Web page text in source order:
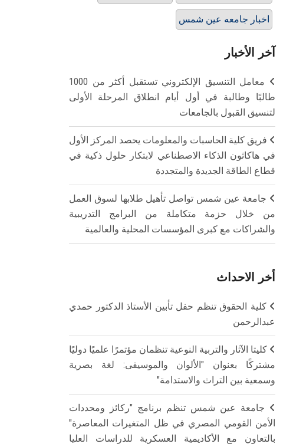
اخبار جامعه عين شمس
آخر الأخبار
معامل التنسيق الإلكتروني تستقبل أكثر من 1000
طالبًا وطالبة في أول أيام انطلاق المرحلة الأولى
لتنسيق القبول بالجامعات
فريق كلية الحاسبات والمعلومات يحصد المركز الأول
في هاكاثون الذكاء الاصطناعي لابتكار حلول ذكية في
قطاع الطاقة الجديدة والمتجددة
جامعة عين شمس تواصل تأهيل طلابها لسوق العمل
من خلال حزمة متكاملة من البرامج التدريبية
والشراكات مع كبرى المؤسسات المحلية والعالمية
أخر الاحداث
كلية الحقوق تنظم حفل تأبين الأستاذ الدكتور حمدي
عبدالرحمن
كليتا الآثار والتربية النوعية تنظمان مؤتمرًا علميًا دوليًا
مشتركًا بعنوان "الألوان والموسيقى: لغة بصرية
وسمعية بين التراث والاستدامة"
جامعة عين شمس تنظم برنامج "ركائز ومحددات
الأمن القومي المصري في ظل المتغيرات المعاصرة"
بالتعاون مع الأكاديمية العسكرية للدراسات العليا